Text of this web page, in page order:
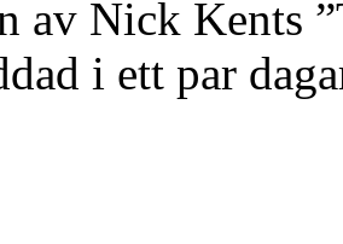
av Nick Kents
i ett par